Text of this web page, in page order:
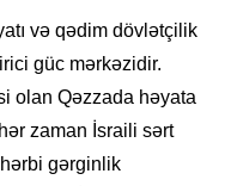
və qədim dövlətçilik
güc mərkəzidir.
olan Qəzzada həyata
zaman İsraili sərt
gərginlik